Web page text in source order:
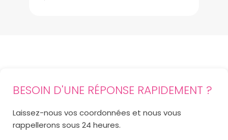
BESOIN D'UNE RÉPONSE RAPIDEMENT ?
Laissez-nous vos coordonnées et nous vous
rappellerons sous 24 heures.